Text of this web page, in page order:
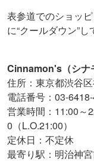
表参道でのショッ
に“クールダウン”
Cinnamon's（シナ
住所：東京都渋谷
電話番号：03-
営業時間：11:00～
0（L.O.21:00）
定休日：不定休
最寄り駅：明治神